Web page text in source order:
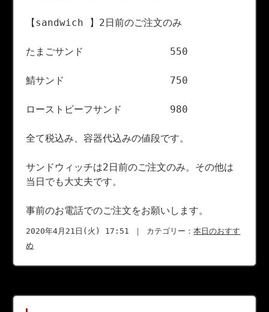
【sandwich 】2日前のご注文のみ
たまごサンド 550
鯖サンド 750
ローストビーフサンド 980
全て税込み、容器代込みの値段です。
サンドウィッチは2日前のご注文のみ。その他は
当日でも大丈夫です。
事前のお電話でのご注文をお願いします。
2020年4月21日(火) 17:51 ｜ カテゴリー：本日のおすす
め